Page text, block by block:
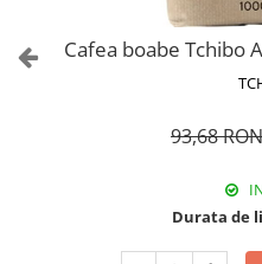
Cafea boabe Tchibo
93,68 RON
Durata de